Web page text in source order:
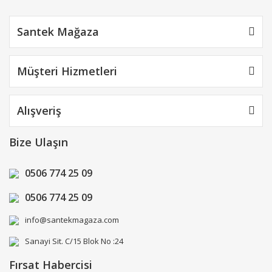
Santek Mağaza
Müşteri Hizmetleri
Alışveriş
Bize Ulaşın
0506 774 25 09
0506 774 25 09
info@santekmagaza.com
Sanayi Sit. C/15 Blok No :24
Fırsat Habercisi